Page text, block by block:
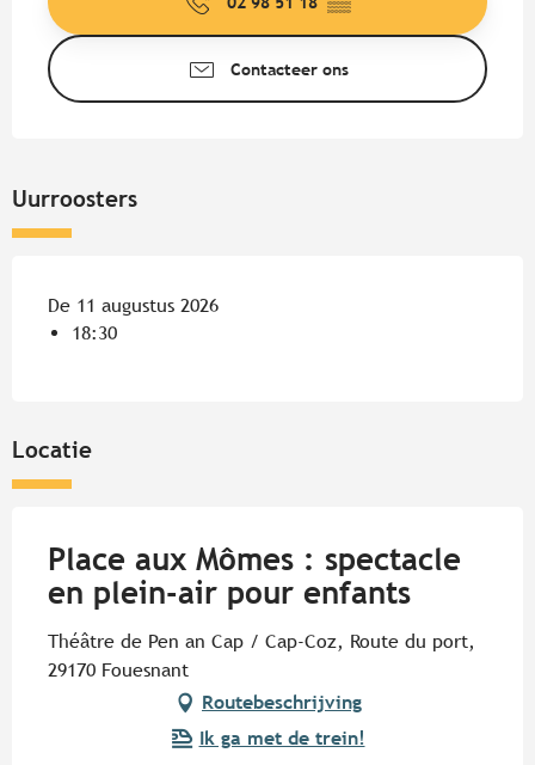
Contacteer ons
Uurroosters
De 11 augustus 2026
18:30
Locatie
Place aux Mômes : spectacle
en plein-air pour enfants
Théâtre de Pen an Cap / Cap-Coz, Route du port,
29170 Fouesnant
Routebeschrijving
Ik ga met de trein!